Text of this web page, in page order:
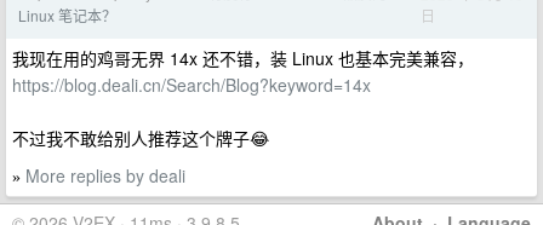
Linux 笔记本？
日
我现在用的鸡哥无界 14x 还不错，装 Linux 也基本完美兼容，
https://blog.deali.cn/Search/Blog?keyword=14x
不过我不敢给别人推荐这个牌子😂
» More replies by deali